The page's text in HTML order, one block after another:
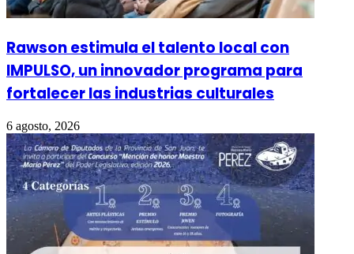
Rawson estimula el talento local con
IMPULSO, un innovador programa para
fortalecer las industrias culturales
6 agosto, 2026